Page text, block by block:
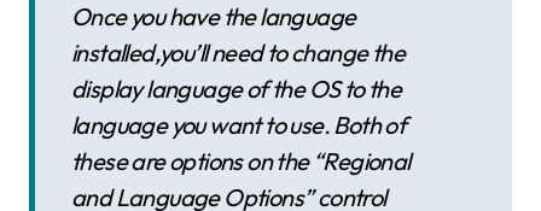
Once you have the language
installed,you’ll need to change the
display language of the OS to the
language you want to use. Both of
these are options on the “Regional
and Language Options” control